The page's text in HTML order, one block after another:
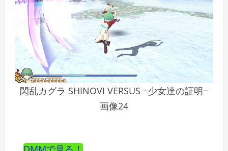
閃乱カグラ SHINOVI VERSUS −少女達の証明−
画像24